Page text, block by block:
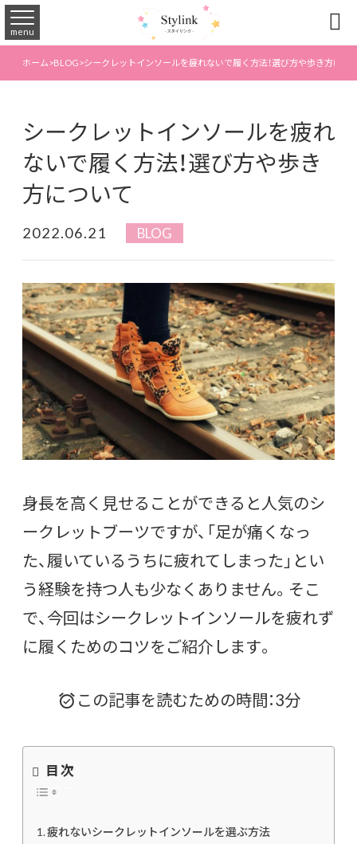
menu 
ホーム>BLOG>シークレットインソールを疲れないで履く方法！選び方や歩き方につ
シークレットインソールを疲れ
ないで履く方法！選び方や歩き
方について
2022.06.21 BLOG
身長を高く見せることができると人気のシ
ークレットブーツですが、「足が痛くなっ
た、履いているうちに疲れてしまった」とい
う経験を持つ人も少なくありません。そこ
で、今回はシークレットインソールを疲れず
に履くためのコツをご紹介します。
この記事を読むための時間：3分
目次
疲れないシークレットインソールを選ぶ方法